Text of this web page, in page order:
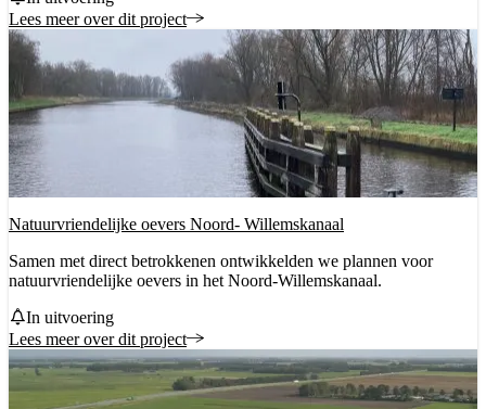
Lees meer over dit project
Natuurvriendelijke oevers Noord- Willemskanaal
Samen met direct betrokkenen ontwikkelden we plannen voor
natuurvriendelijke oevers in het Noord-Willemskanaal.
Status
In uitvoering
Lees meer over dit project